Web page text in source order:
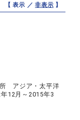
【 表示 ／非表示 】
アジア・太平洋
12月～2015年3